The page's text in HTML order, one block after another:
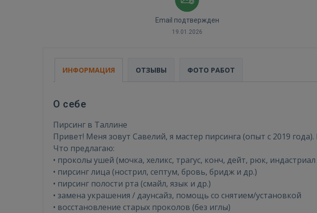
Войти
Email подтвержден
19.01.2026
ИНФОРМАЦИЯ ОТЗЫВЫ ФОТО РАБОТ
О себе
Пирсинг в Таллине
Привет! Меня зовут Савелий, я мастер пирсинга (опыт с 2019
Что предлагаю:
• проколы ушей (мочка, хеликс, трагус, конч, дейт, рюк, индастриал
• пирсинг лица (нострил, септум, бровь, бридж и др.)
• пирсинг полости рта (смайл, язык и др.)
• замена украшения / даунсайз, помощь со снятием/установкой
• восстановление старых проколов (без иглы)